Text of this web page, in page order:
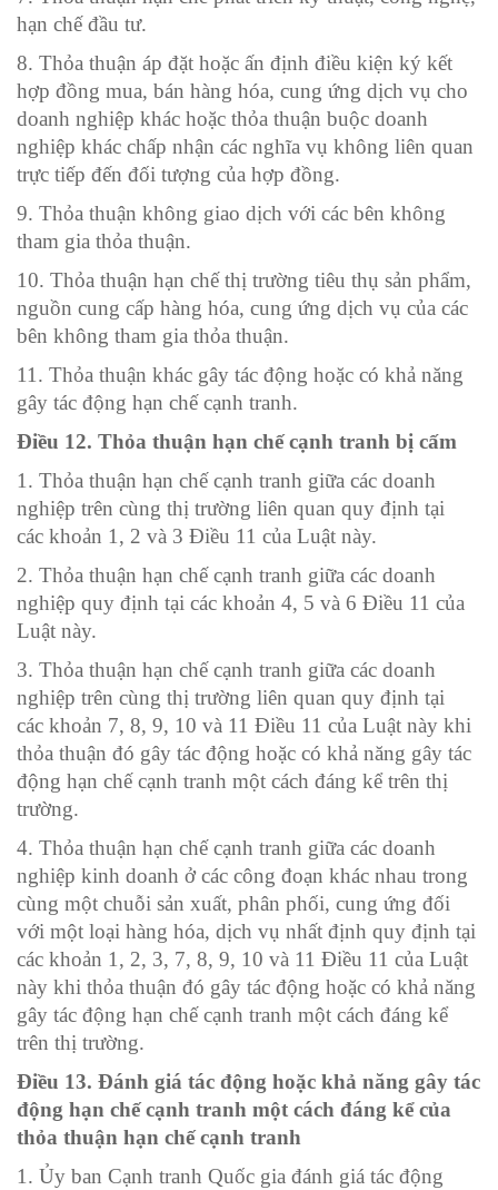
hạn chế đầu tư.
8. Thỏa thuận áp đặt hoặc ấn định điều kiện ký kết
hợp đồng mua, bán hàng hóa, cung ứng dịch vụ cho
doanh nghiệp khác hoặc thỏa thuận buộc doanh
nghiệp khác chấp nhận các nghĩa vụ không liên quan
trực tiếp đến đối tượng của hợp đồng.
9. Thỏa thuận không giao dịch với các bên không
tham gia thỏa thuận.
10. Thỏa thuận hạn chế thị trường tiêu thụ sản phẩm,
nguồn cung cấp hàng hóa, cung ứng dịch vụ của các
bên không tham gia thỏa thuận.
11. Thỏa thuận khác gây tác động hoặc có khả năng
gây tác động hạn chế cạnh tranh.
Điều 12. Thỏa thuận hạn chế cạnh tranh bị cấm
1. Thỏa thuận hạn chế cạnh tranh giữa các doanh
nghiệp trên cùng thị trường liên quan quy định tại
các khoản 1, 2 và 3 Điều 11 của Luật này.
2. Thỏa thuận hạn chế cạnh tranh giữa các doanh
nghiệp quy định tại các khoản 4, 5 và 6 Điều 11 của
Luật này.
3. Thỏa thuận hạn chế cạnh tranh giữa các doanh
nghiệp trên cùng thị trường liên quan quy định tại
các khoản 7, 8, 9, 10 và 11 Điều 11 của Luật này khi
thỏa thuận đó gây tác động hoặc có khả năng gây tác
động hạn chế cạnh tranh một cách đáng kể trên thị
trường.
4. Thỏa thuận hạn chế cạnh tranh giữa các doanh
nghiệp kinh doanh ở các công đoạn khác nhau trong
cùng một chuỗi sản xuất, phân phối, cung ứng đối
với một loại hàng hóa, dịch vụ nhất định quy định tại
các khoản 1, 2, 3, 7, 8, 9, 10 và 11 Điều 11 của Luật
này khi thỏa thuận đó gây tác động hoặc có khả năng
gây tác động hạn chế cạnh tranh một cách đáng kể
trên thị trường.
Điều 13. Đánh giá tác động hoặc khả năng gây tác
động hạn chế cạnh tranh một cách đáng kể của
thỏa thuận hạn chế cạnh tranh
1. Ủy ban Cạnh tranh Quốc gia đánh giá tác động